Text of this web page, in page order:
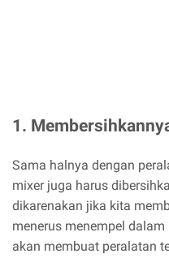
1.
Sama halnya dengan
mixer juga harus
dikarenakan jika kita
menerus menempel
akan membuat peralatan